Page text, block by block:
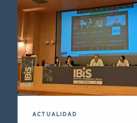
ESO y Bachiller
Tercera edición consecutiva
divulgación en la Facultad de
enmarcado dentro de
plataforma transmedia de
través de redes sociales,
y un …
ACTUALIDAD